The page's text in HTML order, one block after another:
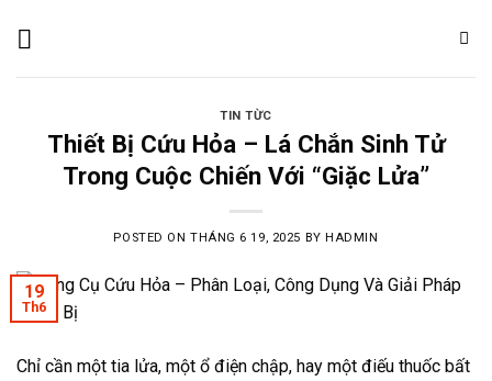
TIN TỪC
Thiết Bị Cứu Hỏa – Lá Chắn Sinh Tử
Trong Cuộc Chiến Với “Giặc Lửa”
POSTED ON THÁNG 6 19, 2025 BYHADMIN
19
Th6
Chỉ cần một tia lửa, một ổ điện chập, hay một điếu thuốc bất